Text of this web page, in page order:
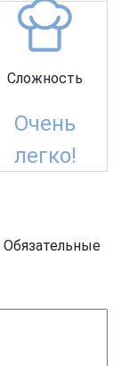
Сложность
Очень
легко!
Обязательные